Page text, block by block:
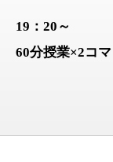
19：20～
60分授業×2コ